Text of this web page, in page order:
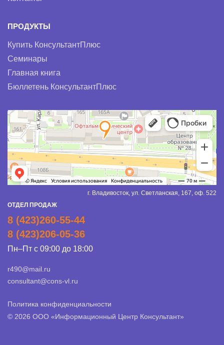
ПРОДУКТЫ
Купить КонсультантПлюс
Семинары
Главная книга
Бюллетень КонсультантПлюс
г. Владивосток, ул. Светланская, 167, оф. 522
ОТДЕЛ ПРОДАЖ
8 (423)260-55-44
8 (423)206-05-36
Пн–Пт с 09:00 до 18:00
r490@mail.ru
consultant@cons-vl.ru
Политика конфиденциальности
© 2026 ООО «Информационный Центр Консультант»